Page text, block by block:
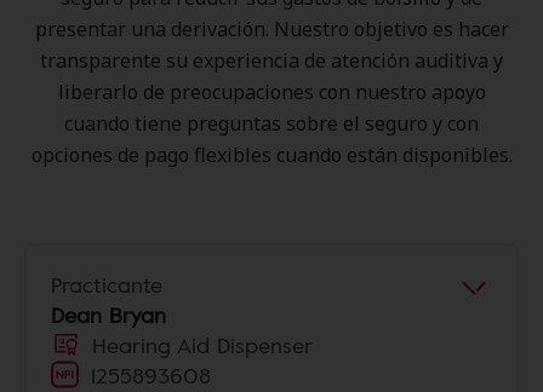
presentar una derivación. Nuestro objetivo es hacer
transparente su experiencia de atención auditiva y
liberarlo de preocupaciones con nuestro apoyo
cuando tiene preguntas sobre el seguro y con
opciones de pago flexibles cuando están disponibles.
Practicante
Dean Bryan
Hearing Aid Dispenser
1255893608